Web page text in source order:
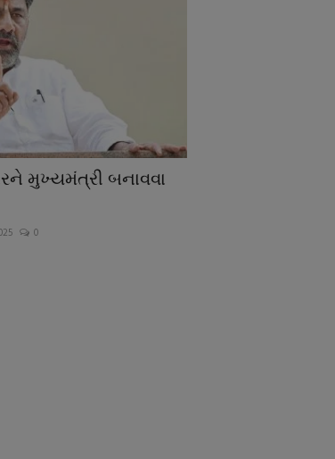
મુખ્યમંત્રી બનાવવા
0